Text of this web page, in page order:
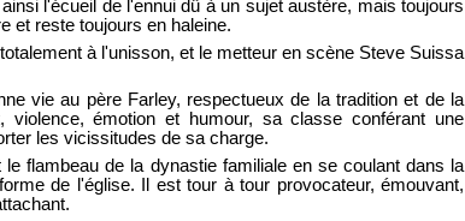
l'écueil de l'ennui dû à un sujet austère, mais toujours
et reste toujours en haleine.
à l'unisson, et le metteur en scène Steve Suissa
vie au père Farley, respectueux de la tradition et de la
violence, émotion et humour, sa classe conférant une
les vicissitudes de sa charge.
flambeau de la dynastie familiale en se coulant dans la
de l'église. Il est tour à tour provocateur, émouvant,